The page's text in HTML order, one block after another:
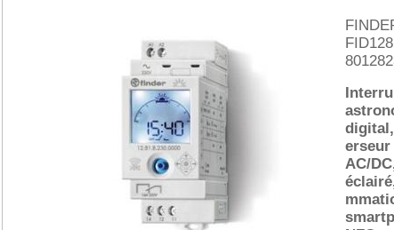
erseur
AC/